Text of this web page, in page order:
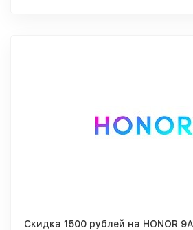
Скидка 1500 рублей на HONOR